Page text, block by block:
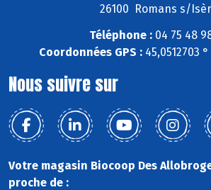
26100 Romans s/
Téléphone : 04 75 48
Coordonnées GPS : 45,0512703
Nous suivre sur
Votre magasin Biocoop Des
proche de :